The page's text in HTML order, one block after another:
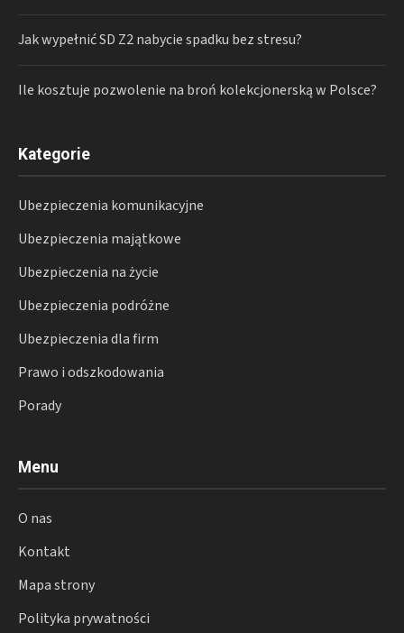
Jak wypełnić SD Z2 nabycie spadku bez stresu?
Ile kosztuje pozwolenie na broń kolekcjonerską w Polsce?
Kategorie
Ubezpieczenia komunikacyjne
Ubezpieczenia majątkowe
Ubezpieczenia na życie
Ubezpieczenia podróżne
Ubezpieczenia dla firm
Prawo i odszkodowania
Porady
Menu
O nas
Kontakt
Mapa strony
Polityka prywatności